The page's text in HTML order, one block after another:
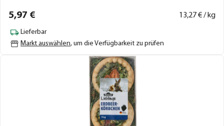
5,97 € 13,27€ / kg
Lieferbar
Markt auswählen, um die Verfügbarkeit zu prüfen